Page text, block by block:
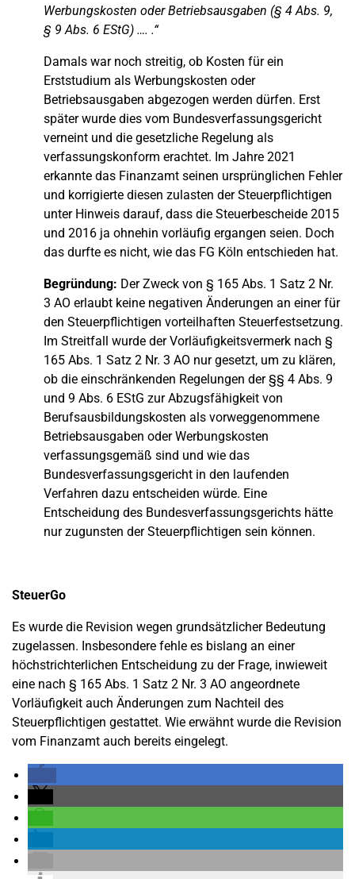
Werbungskosten oder Betriebsausgaben (§ 4 Abs. 9,
§ 9 Abs. 6 EStG) …. .“
Damals war noch streitig, ob Kosten für ein
Erststudium als Werbungskosten oder
Betriebsausgaben abgezogen werden dürfen. Erst
später wurde dies vom Bundesverfassungsgericht
verneint und die gesetzliche Regelung als
verfassungskonform erachtet. Im Jahre 2021
erkannte das Finanzamt seinen ursprünglichen Fehler
und korrigierte diesen zulasten der Steuerpflichtigen
unter Hinweis darauf, dass die Steuerbescheide 2015
und 2016 ja ohnehin vorläufig ergangen seien. Doch
das durfte es nicht, wie das FG Köln entschieden hat.
Begründung: Der Zweck von § 165 Abs. 1 Satz 2 Nr.
3 AO erlaubt keine negativen Änderungen an einer für
den Steuerpflichtigen vorteilhaften Steuerfestsetzung.
Im Streitfall wurde der Vorläufigkeitsvermerk nach §
165 Abs. 1 Satz 2 Nr. 3 AO nur gesetzt, um zu klären,
ob die einschränkenden Regelungen der §§ 4 Abs. 9
und 9 Abs. 6 EStG zur Abzugsfähigkeit von
Berufsausbildungskosten als vorweggenommene
Betriebsausgaben oder Werbungskosten
verfassungsgemäß sind und wie das
Bundesverfassungsgericht in den laufenden
Verfahren dazu entscheiden würde. Eine
Entscheidung des Bundesverfassungsgerichts hätte
nur zugunsten der Steuerpflichtigen sein können.
SteuerGo
Es wurde die Revision wegen grundsätzlicher Bedeutung
zugelassen. Insbesondere fehle es bislang an einer
höchstrichterlichen Entscheidung zu der Frage, inwieweit
eine nach § 165 Abs. 1 Satz 2 Nr. 3 AO angeordnete
Vorläufigkeit auch Änderungen zum Nachteil des
Steuerpflichtigen gestattet. Wie erwähnt wurde die Revision
vom Finanzamt auch bereits eingelegt.